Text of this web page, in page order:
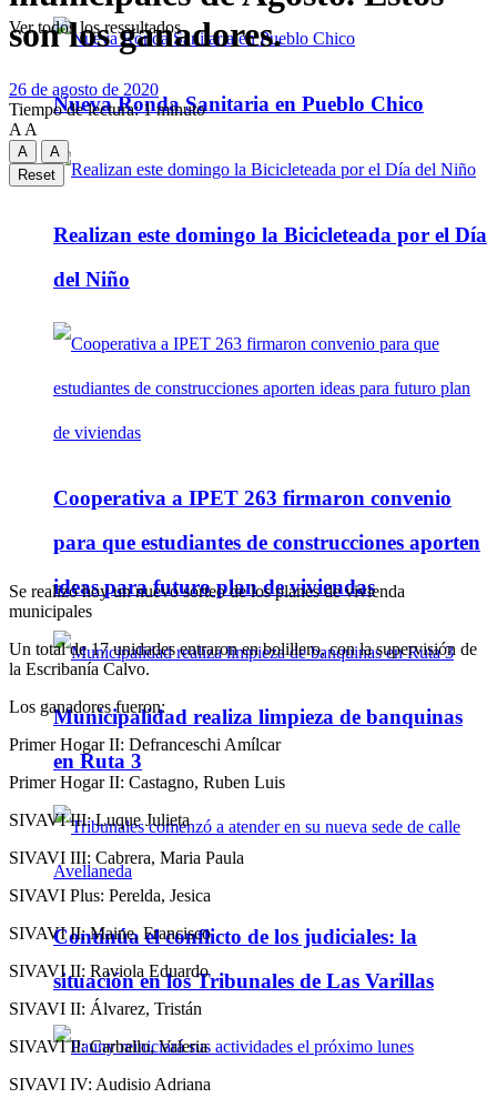
Nueva Ronda Sanitaria en Pueblo Chico
Realizan este domingo la Bicicleteada por el Día
del Niño
Cooperativa a IPET 263 firmaron convenio
para que estudiantes de construcciones aporten
ideas para futuro plan de viviendas
Municipalidad realiza limpieza de banquinas
en Ruta 3
Continúa el conflicto de los judiciales: la
situación en los Tribunales de Las Varillas
Ver todos los ressultados
son los ganadores.
26 de agosto de 2020
Tiempo de lectura: 1 minuto
A A
A
A
Reset
Se realizó hoy un nuevo sorteo de los planes de vivienda
municipales
Un total de 17 unidades entraron en bolillero, con la supervisión de
la Escribanía Calvo.
Los ganadores fueron:
Primer Hogar II: Defranceschi Amílcar
Primer Hogar II: Castagno, Ruben Luis
SIVAVI III: Luque Julieta
SIVAVI III: Cabrera, Maria Paula
SIVAVI Plus: Perelda, Jesica
SIVAVI II: Maine, Francisco
SIVAVI II: Raviola Eduardo
SIVAVI II: Álvarez, Tristán
SIVAVI II: Carballo, Valeria
SIVAVI IV: Audisio Adriana